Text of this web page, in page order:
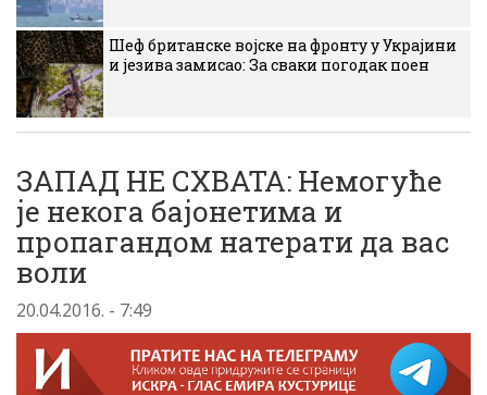
Шеф британске војске на фронту у Украјини
и језива замисао: За сваки погодак поен
ЗАПАД НЕ СХВАТА: Немогуће
је некога бајонетима и
пропагандом натерати да вас
воли
20.04.2016. - 7:49